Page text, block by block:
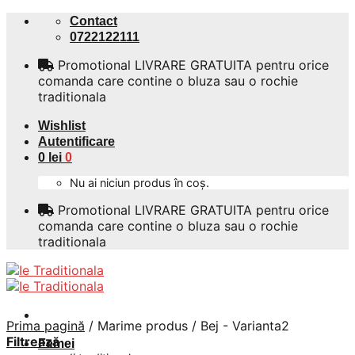
Skip
Contact
0722122111
Promotional LIVRARE GRATUITA pentru orice
comanda care contine o bluza sau o rochie
traditionala
Wishlist
Autentificare
0 lei 0
Nu ai niciun produs în coș.
Promotional LIVRARE GRATUITA pentru orice
comanda care contine o bluza sau o rochie
traditionala
Femei
Prima pagină / Marime produs / Bej - Varianta2
Filtrează